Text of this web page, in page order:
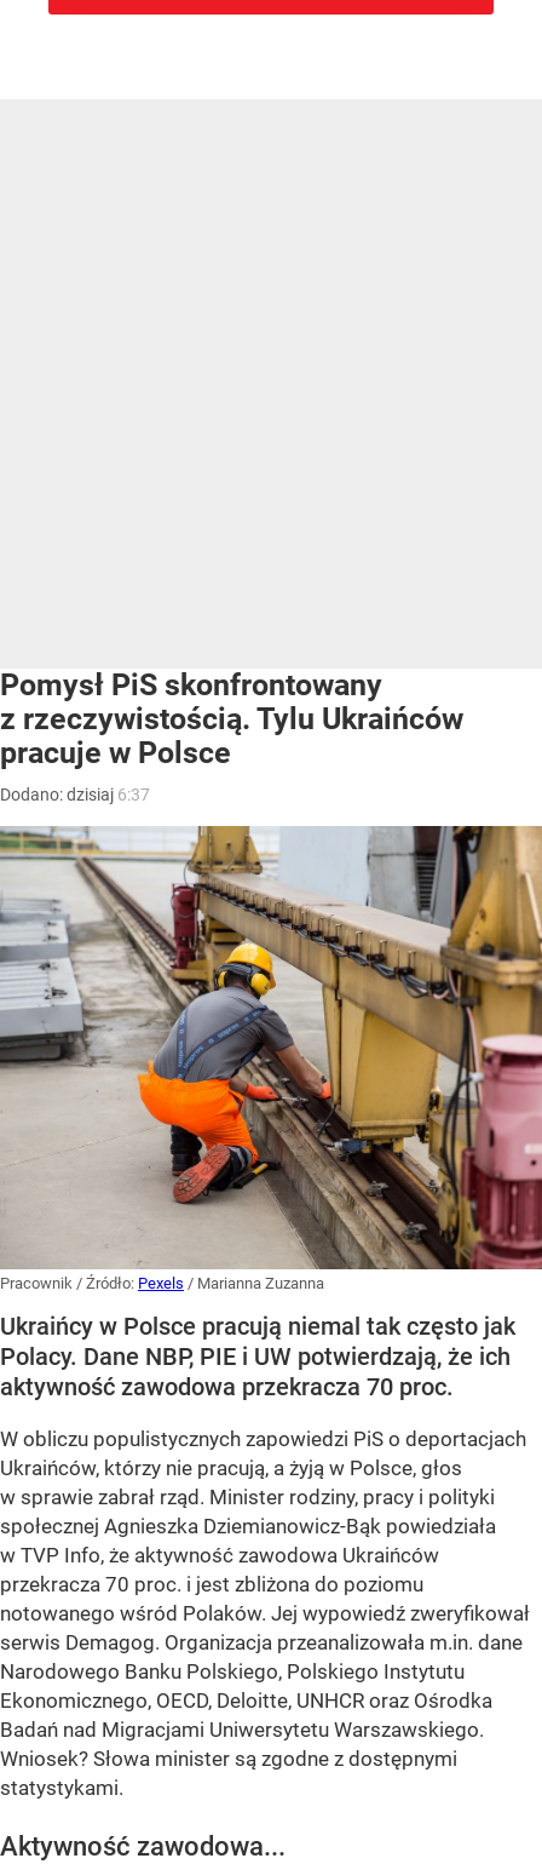
Pomysł PiS skonfrontowany
z rzeczywistością. Tylu Ukraińców
pracuje w Polsce
Dodano:dzisiaj 6:37
Pracownik / Źródło: Pexels / Marianna Zuzanna
Ukraińcy w Polsce pracują niemal tak często jak
Polacy. Dane NBP, PIE i UW potwierdzają, że ich
aktywność zawodowa przekracza 70 proc.
W obliczu populistycznych zapowiedzi PiS o deportacjach
Ukraińców, którzy nie pracują, a żyją w Polsce, głos
w sprawie zabrał rząd. Minister rodziny, pracy i polityki
społecznej Agnieszka Dziemianowicz-Bąk powiedziała
w TVP Info, że aktywność zawodowa Ukraińców
przekracza 70 proc. i jest zbliżona do poziomu
notowanego wśród Polaków. Jej wypowiedź zweryfikował
serwis Demagog. Organizacja przeanalizowała m.in. dane
Narodowego Banku Polskiego, Polskiego Instytutu
Ekonomicznego, OECD, Deloitte, UNHCR oraz Ośrodka
Badań nad Migracjami Uniwersytetu Warszawskiego.
Wniosek? Słowa minister są zgodne z dostępnymi
statystykami.
Aktywność zawodowa...